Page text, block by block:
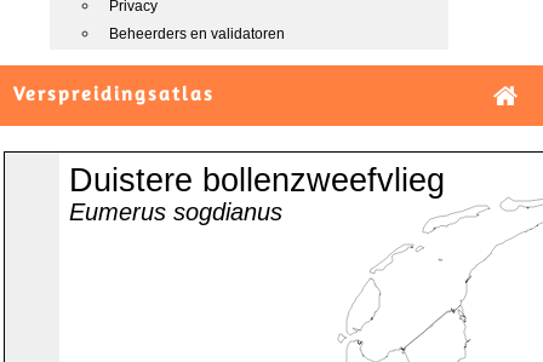
Privacy
Beheerders en validatoren
Verspreidingsatlas